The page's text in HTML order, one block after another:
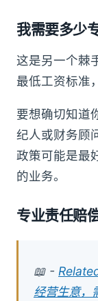
我需要多少
这是另一个棘
最低工资标准
要想确切知道
纪人或财务顾
政策可能是最
的业务。
专业责任赔
📖 -
经营生意，